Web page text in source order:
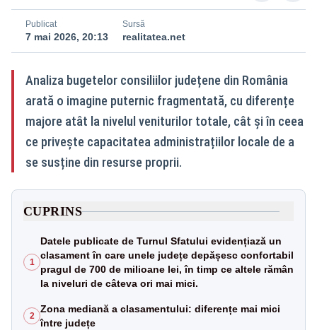
Publicat
7 mai 2026, 20:13
Sursă
realitatea.net
Analiza bugetelor consiliilor județene din România
arată o imagine puternic fragmentată, cu diferențe
majore atât la nivelul veniturilor totale, cât și în ceea
ce privește capacitatea administrațiilor locale de a
se susține din resurse proprii.
CUPRINS
1
Datele publicate de Turnul Sfatului evidențiază un
clasament în care unele județe depășesc confortabil
pragul de 700 de milioane lei, în timp ce altele rămân
la niveluri de câteva ori mai mici.
2
Zona mediană a clasamentului: diferențe mai mici
între județe